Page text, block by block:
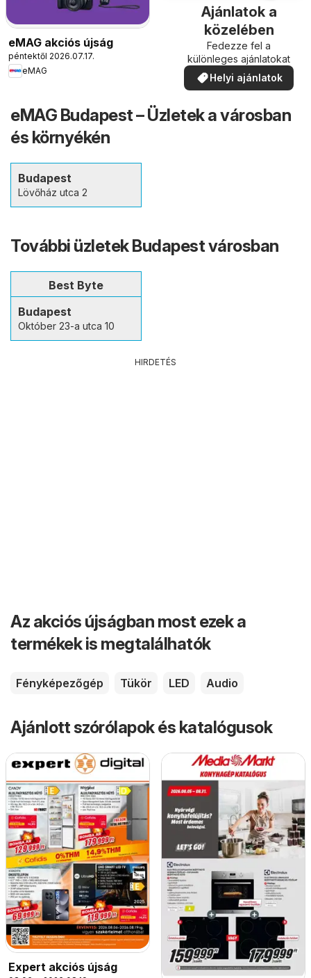
eMAG akciós újság
péntektől 2026.07.17.
eMAG
Ajánlatok a
közelében
Fedezze fel a
különleges ajánlatokat
Helyi ajánlatok
eMAG Budapest – Üzletek a városban
és környékén
Budapest
Lövőház utca 2
További üzletek Budapest városban
Best Byte
Budapest
Október 23-a utca 10
HIRDETÉS
Az akciós újságban most ezek a
termékek is megtalálhatók
Fényképezőgép Tükör LED Audio
Ajánlott szórólapok és katalógusok
Expert akciós újság